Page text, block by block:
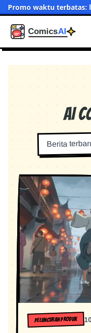
AI
Berita
PELUNCURAN PRODUK